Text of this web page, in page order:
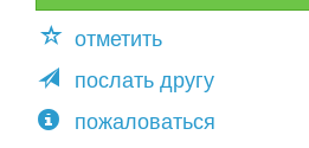
отметить
послать другу
пожаловаться